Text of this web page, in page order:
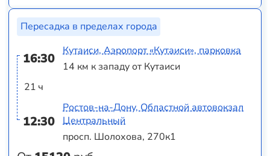
Пересадка в пределах города
16:30
21 ч
12:30
Кутаиси, Аэропорт «Кутаиси», парковка
14 км к западу от Кутаиси
Ростов-на-Дону, Областной автовокзал
Центральный
просп. Шолохова, 270к1